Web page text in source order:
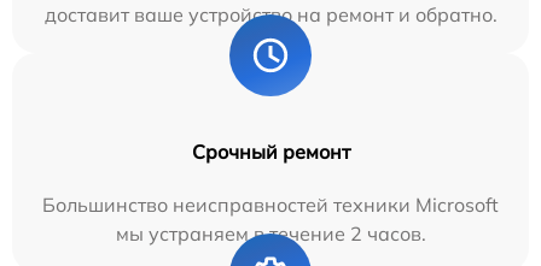
доставит ваше устройство на ремонт и обратно.
Срочный ремонт
Большинство неисправностей техники Microsoft
мы устраняем в течение 2 часов.